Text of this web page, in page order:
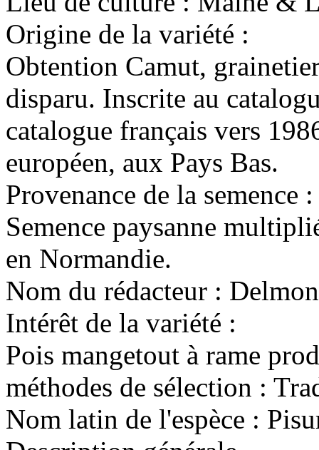
Origine de la variété :
Obtention Camut,
disparu. Inscrite au
catalogue français vers
européen, aux Pays Bas.
Provenance de la semence :
Semence paysanne
en Normandie.
Nom du rédacteur :
Intérêt de la variété :
Pois mangetout à rame
méthodes de sélection :
Nom latin de l'espèce :